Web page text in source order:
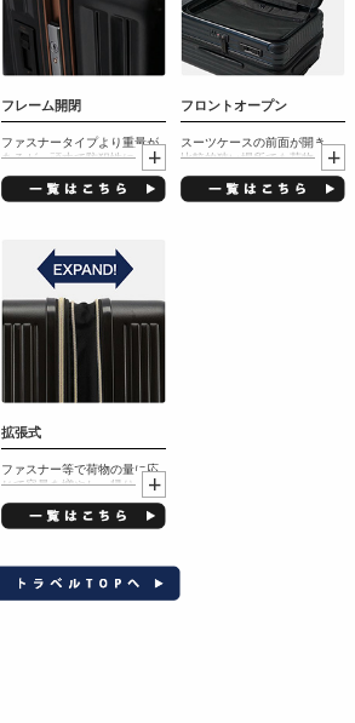
フレーム開閉
ファスナータイプより重量が
あるが、頑丈で防犯性に優
れ、ロック解除もワンタッチ
解除なので素早い開閉が可能
フロントオープン
スーツケースの前面が開き、
比較的狭い場所でも荷物の出
し入れが可能な仕様（フロン
トポケット仕様も含む）
拡張式
ファスナー等で荷物の量に応
じて容量を増やし、帰りに荷
物が増えた場合でもパッキン
グすることが可能